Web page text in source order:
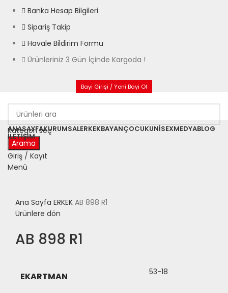
Banka Hesap Bilgileri
Sipariş Takip
Havale Bildirim Formu
Ürünleriniz 3 Gün İçinde Kargoda !
Bayi Girişi / Yeni Bayi Ol
Kategori seç
Arama
Giriş / Kayıt
Menü
ANASAYFAKURUMSALERKEKBAYANÇOCUKUNISEXMEDYABLOG
İLETIŞIM
Büyütmek için tıklayın
Ana Sayfa ERKEK AB 898 R1
Ürünlere dön
AB 898 R1
EKARTMAN 53-18